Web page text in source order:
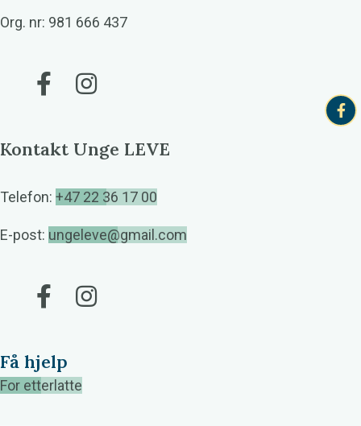
Org. nr: 981 666 437
Gå til vår Facebook
Gå til vår Instagram
Kontakt Unge LEVE
Telefon: +47 22 36 17 00
E-post: ungeleve@gmail.com
Gå til vår Facebook
Gå til vår Instagram
Få hjelp
For etterlatte